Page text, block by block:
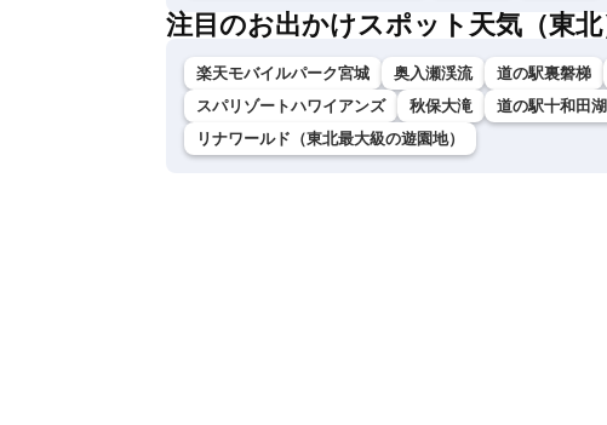
注目のお出かけスポット天気（東北
楽天モバイルパーク宮城 奥入瀬渓流 道の駅裏磐梯
スパリゾートハワイアンズ
秋保大滝 道の駅十和田湖
リナワールド（東北最大級の遊園地）